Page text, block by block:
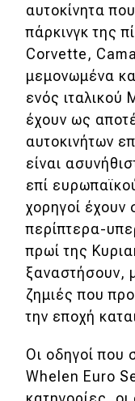
DRIVE USED
αυτοκίνητα
πάρκινγκ της
Corvette,
μεμονωμένα
ενός
έχουν ως
αυτοκινήτων
είναι
επί
χορηγοί έχουν
περίπτερα-
πρωί της
ξαναστήσουν,
ζημιές που
την εποχή
Οι οδηγοί που
Whelen Euro